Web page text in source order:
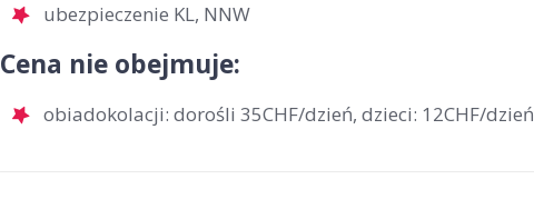
ubezpieczenie KL, NNW
Cena nie obejmuje:
obiadokolacji: dorośli 35CHF/dzień, dzieci: 12CHF/dzień